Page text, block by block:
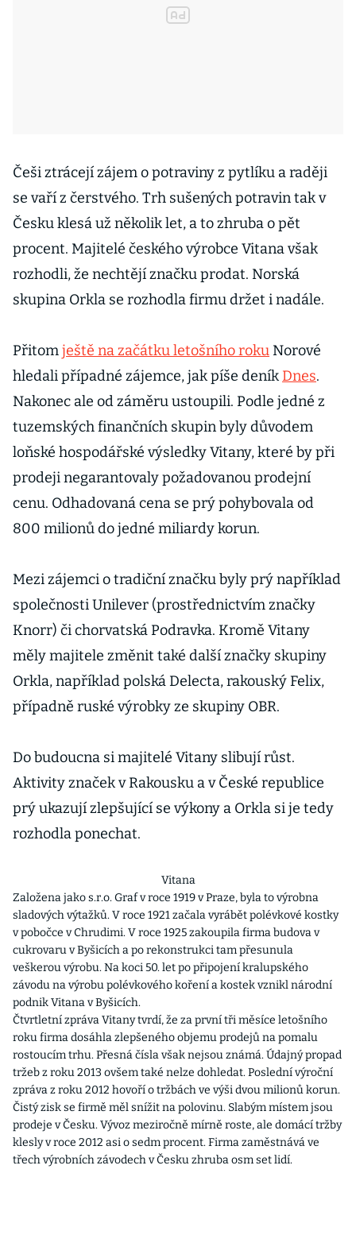
Češi ztrácejí zájem o potraviny z pytlíku a raději
se vaří z čerstvého. Trh sušených potravin tak v
Česku klesá už několik let, a to zhruba o pět
procent. Majitelé českého výrobce Vitana však
rozhodli, že nechtějí značku prodat. Norská
skupina Orkla se rozhodla firmu držet i nadále.
Přitomještě na začátku letošního rokuNorové
hledali případné zájemce, jak píše deník Dnes.
Nakonec ale od záměru ustoupili. Podle jedné z
tuzemských finančních skupin byly důvodem
loňské hospodářské výsledky Vitany, které by při
prodeji negarantovaly požadovanou prodejní
cenu. Odhadovaná cena se prý pohybovala od
800 milionů do jedné miliardy korun.
Mezi zájemci o tradiční značku byly prý například
společnosti Unilever (prostřednictvím značky
Knorr) či chorvatská Podravka. Kromě Vitany
měly majitele změnit také další značky skupiny
Orkla, například polská Delecta, rakouský Felix,
případně ruské výrobky ze skupiny OBR.
Do budoucna si majitelé Vitany slibují růst.
Aktivity značek v Rakousku a v České republice
prý ukazují zlepšující se výkony a Orkla si je tedy
rozhodla ponechat.
Vitana
Založena jako s.r.o. Graf v roce 1919 v Praze, byla to výrobna
sladových výtažků. V roce 1921 začala vyrábět polévkové kostky
v pobočce v Chrudimi. V roce 1925 zakoupila firma budova v
cukrovaru v Byšicích a po rekonstrukci tam přesunula
veškerou výrobu. Na koci 50. let po připojení kralupského
závodu na výrobu polévkového koření a kostek vznikl národní
podnik Vitana v Byšicích.
Čtvrtletní zpráva Vitany tvrdí, že za první tři měsíce letošního
roku firma dosáhla zlepšeného objemu prodejů na pomalu
rostoucím trhu. Přesná čísla však nejsou známá. Údajný propad
tržeb z roku 2013 ovšem také nelze dohledat. Poslední výroční
zpráva z roku 2012 hovoří o tržbách ve výši dvou milionů korun.
Čistý zisk se firmě měl snížit na polovinu. Slabým místem jsou
prodeje v Česku. Vývoz meziročně mírně roste, ale domácí tržby
klesly v roce 2012 asi o sedm procent. Firma zaměstnává ve
třech výrobních závodech v Česku zhruba osm set lidí.